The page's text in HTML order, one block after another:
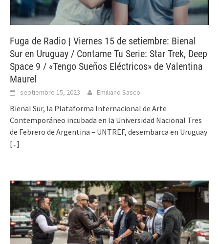
Fuga de Radio | Viernes 15 de setiembre: Bienal
Sur en Uruguay / Contame Tu Serie: Star Trek, Deep
Space 9 / «Tengo Sueños Eléctricos» de Valentina
Maurel
septiembre 15, 2023 Emiliano Sasco
Bienal Sur, la Plataforma Internacional de Arte
Contemporáneo incubada en la Universidad Nacional Tres
de Febrero de Argentina – UNTREF, desembarca en Uruguay
[...]